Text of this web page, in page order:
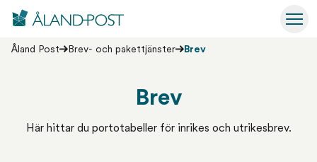
Hoppa
till
Åland Post
Åland Post Brev- och pakettjänster Brev
Brev
Här hittar du portotabeller för inrikes och utrikesbrev.